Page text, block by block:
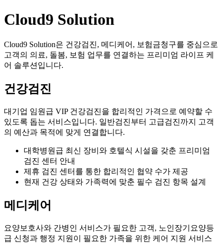
Cloud9 Solution
Cloud9 Solution은 건강검진, 메디케어, 보험금청구를 중심으로
고객의 의료, 돌봄, 보험 업무를 연결하는 프리미엄 라이프 케
어 솔루션입니다.
건강검진
대기업 임원급 VIP 건강검진을 합리적인 가격으로 예약할 수
있도록 돕는 서비스입니다. 일반검진부터 고급검진까지 고객
의 예산과 목적에 맞게 연결합니다.
대학병원급 최신 장비와 호텔식 시설을 갖춘 프리미엄
검진 센터 안내
제휴 검진 센터를 통한 합리적인 협약 수가 제공
현재 건강 상태와 가족력에 맞춘 필수 검진 항목 설계
메디케어
요양보호사와 간병인 서비스가 필요한 고객, 노인장기요양등
급 신청과 행정 지원이 필요한 가족을 위한 케어 지원 서비스